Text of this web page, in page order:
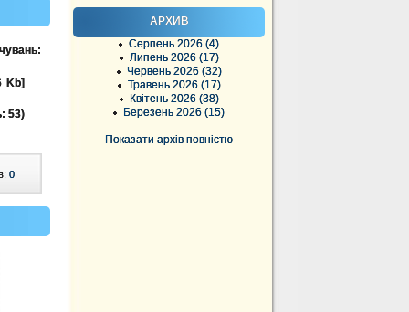
АРХИВ
Серпень 2026 (4)
Липень 2026 (17)
Червень 2026 (32)
Травень 2026 (17)
Квітень 2026 (38)
Березень 2026 (15)
Показати архів повністю
Kb]
53)
0